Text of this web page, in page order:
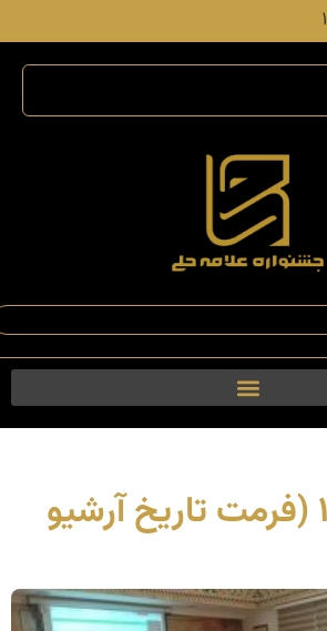
مهر ۹, ۱۴۰۳ (فرمت تاریخ آرشیو